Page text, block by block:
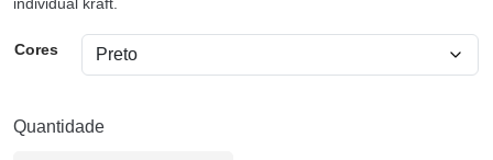
Cores
Quantidade